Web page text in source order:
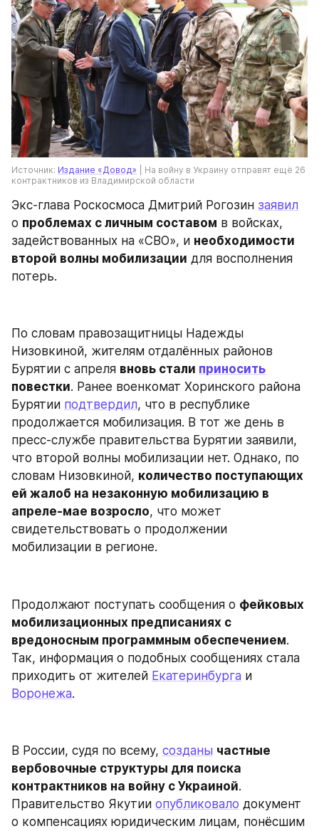
Источник: Издание «Довод» | На войну в Украину отправят ещё 26
контрактников из Владимирской области
Экс-глава Роскосмоса Дмитрий Рогозин заявил
о проблемах с личным составом в войсках,
задействованных на «СВО», и необходимости
второй волны мобилизации для восполнения
потерь.
По словам правозащитницы Надежды
Низовкиной, жителям отдалённых районов
Бурятии с апреля вновь стали приносить
повестки. Ранее военкомат Хоринского района
Бурятии подтвердил, что в республике
продолжается мобилизация. В тот же день в
пресс-службе правительства Бурятии заявили,
что второй волны мобилизации нет. Однако, по
словам Низовкиной, количество поступающих
ей жалоб на незаконную мобилизацию в
апреле-мае возросло, что может
свидетельствовать о продолжении
мобилизации в регионе.
Продолжают поступать сообщения о фейковых
мобилизационных предписаниях с
вредоносным программным обеспечением.
Так, информация о подобных сообщениях стала
приходить от жителей Екатеринбурга
Воронежа.
В России, судя по всему, созданы частные
вербовочные структуры для поиска
контрактников на войну с Украиной.
Правительство Якутии опубликовало документ
о компенсациях юридическим лицам, понёсшим